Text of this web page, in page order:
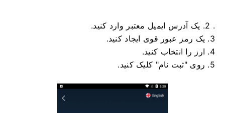
. 2. یک آدرس ایمیل معتبر وارد کنید.
3. یک رمز عبور قوی ایجاد کنید.
4. ارز را انتخاب کنید.
5. روی "ثبت نام" کلیک کنید.